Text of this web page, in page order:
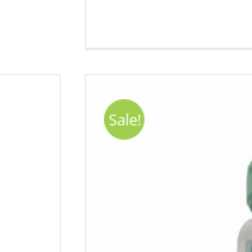
Sale!